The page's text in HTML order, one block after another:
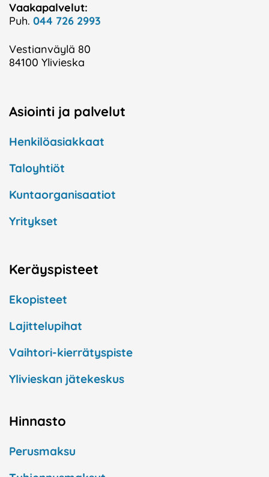
Vaakapalvelut:
Puh. 044 726 2993
Vestianväylä 80
84100 Ylivieska
Asiointi ja palvelut
Henkilöasiakkaat
Taloyhtiöt
Kuntaorganisaatiot
Yritykset
Keräyspisteet
Ekopisteet
Lajittelupihat
Vaihtori-kierrätyspiste
Ylivieskan jätekeskus
Hinnasto
Perusmaksu